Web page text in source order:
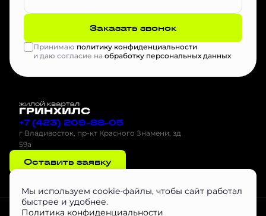
Заказать звонок
Принимаю политику конфиденциальности
и даю согласие на обработку персональных данных
+7 (423) 209-88-05
г Владивосток, пр-кт Красного Знамени, зд
59а
Оставить заявку
Проектная декларация на наш.дом.рф
Мы используем cookie-файлы, чтобы сайт работал
быстрее и удобнее.
Политика конфиденциальности